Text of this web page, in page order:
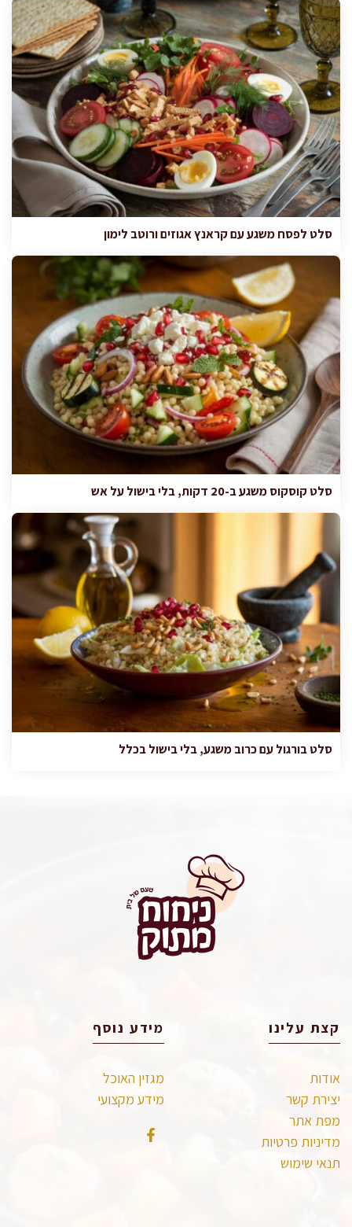
סלט לפסח משגע עם קראנץ אגוזים ורוטב לימון
סלט קוסקוס משגע ב-20 דקות, בלי בישול על אש
סלט בורגול עם כרוב משגע, בלי בישול בכלל
קצת עלינו
אודות
יצירת קשר
מפת אתר
מדיניות פרטיות
תנאי שימוש
מידע נוסף
מגזין האוכל
מידע מקצועי